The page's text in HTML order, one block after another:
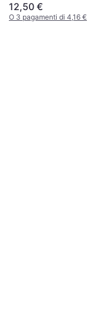
12,50 €
O 3 pagamenti di 4,16 €